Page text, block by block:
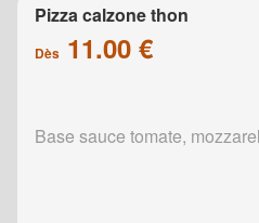
Pizza calzone thon
Dès 11.00 €
Base sauce tomate,